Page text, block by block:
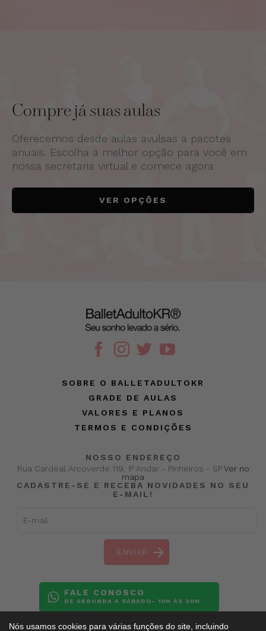
Compre já suas aulas
Oferecemos desde aulas avulsas a pacotes
anuais. Escolha a melhor opção para você em
nossa secretaria virtual e comece agora
VER OPÇÕES
NOSSO ENDEREÇO
Rua Cardeal Arcoverde 119, 1º Andar - Pinheiros - SPVer no
mapa
CADASTRE-SE E RECEBA NOVIDADES NO SEU
E-MAIL!
FALE CONOSCO
DE SEGUNDA A SÁBADO- 10H ÀS 20H
SOBRE O BALLETADULTOKR
GRADE DE AULAS
VALORES E PLANOS
TERMOS E CONDIÇÕES
Nós usamos cookies para várias funções do site, incluindo